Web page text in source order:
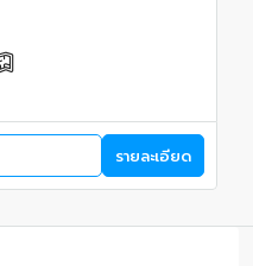
รายละเอียด